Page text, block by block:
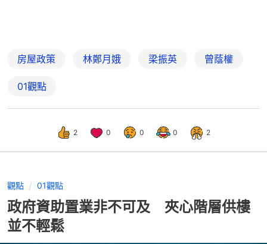
房屋政策 林鄭月娥 梁振英 曾蔭權
01觀點
2 0 0 0 2
觀點 01觀點
政府資助置業非不可及 夾心階層供樓
並不輕鬆